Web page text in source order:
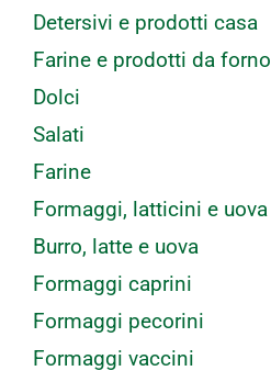
Detersivi e prodotti casa
Farine e prodotti da forno
Dolci
Salati
Farine
Formaggi, latticini e uova
Burro, latte e uova
Formaggi caprini
Formaggi pecorini
Formaggi vaccini